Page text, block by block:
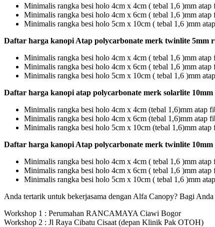
Minimalis rangka besi holo 4cm x 4cm ( tebal 1,6 )mm
Minimalis rangka besi holo 4cm x 6cm ( tebal 1,6 )mm
Minimalis rangka besi holo 5cm x 10cm ( tebal 1,6 )mm
Daftar harga kanopi Atap polycarbonate merk twinlite 5mm
Minimalis rangka besi holo 4cm x 4cm ( tebal 1,6 )mm
Minimalis rangka besi holo 4cm x 6cm ( tebal 1,6 )mm
Minimalis rangka besi holo 5cm x 10cm ( tebal 1,6 )mm
Daftar harga kanopi atap polycarbonate merk solarlite
Minimalis rangka besi holo 4cm x 4cm (tebal 1,6)mm atap
Minimalis rangka besi holo 4cm x 6cm (tebal 1,6)mm atap
Minimalis rangka besi holo 5cm x 10cm (tebal 1,6)mm
Daftar harga kanopi Atap polycarbonate merk twinlite
Minimalis rangka besi holo 4cm x 4cm ( tebal 1,6 )mm
Minimalis rangka besi holo 4cm x 6cm ( tebal 1,6 )mm
Minimalis rangka besi holo 5cm x 10cm ( tebal 1,6 )mm
Anda tertarik untuk bekerjasama dengan Alfa Canopy? Bagi
Workshop 1 : Perumahan RANCAMAYA Ciawi Bogor
Workshop 2 : Jl Raya Cibatu Cisaat (depan Klinik Pak OTOH)